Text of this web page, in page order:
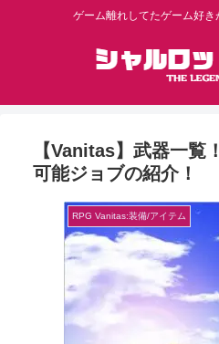
ゲーム離れしてたゲーム好
【Vanitas】武器一覧
可能ジョブの紹介！
RPG Vanitas:装備/アイテム